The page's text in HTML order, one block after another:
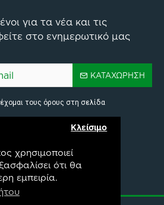
χρησιμοποιεί
ότι θα
εμπειρία.
Κλείσιμο
για τα νέα και τις
στο ενημερωτικό μας
ΚΑΤΑΧΏΡΗΣΗ
τους όρους στη σελίδα
Connectivity Project